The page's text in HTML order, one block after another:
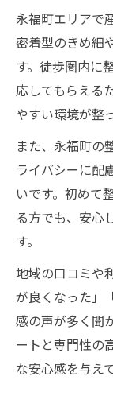
永福町エリアで
密着型のきめ細
す。徒歩圏内に
応してもらえる
やすい環境が整
また、永福町の
ライバシーに配
いです。初めて
る方でも、安心
す。
地域の口コミや
が良くなった」
感の声が多く聞
ートと専門性の
な安心感を与え